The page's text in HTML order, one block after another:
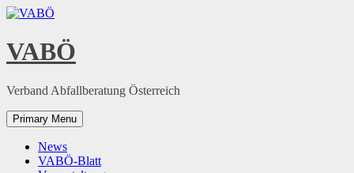
Skip
content
VABÖ
Verband Abfallberatung Österreich
Primary Menu
News
VABÖ-Blatt